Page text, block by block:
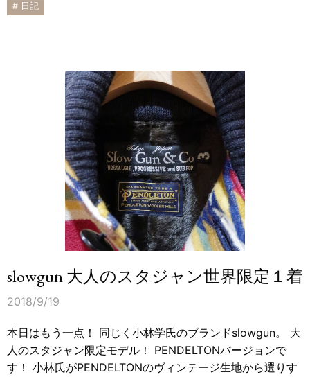
# 日記
slowgun 大人のスタジャン世界限定１着
2018/9/19
本日はもう一点！ 同じく小林学氏のブランドslowgun。 大
人のスタジャン限定モデル！ PENDELTONバージョンで
す！ 小林氏がPENDELTONのヴィンテージ生地から選りす